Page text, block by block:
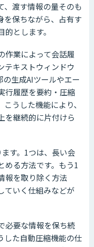
、渡す情報の量そのも
を保ちながら、占有す
とします。
作業によって会話履
テキストウィンドウ
生成AIツールやエー
行履歴を要約・圧縮
うした機能により、
を継続的に片付けら
す。1つは、長い会
める方法です。もう1
報を取り除く方法
ていく仕組みなどが
必要な情報を保ち続
した自動圧縮機能の仕